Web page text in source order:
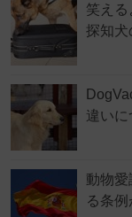
笑え
探知
違いに
動物愛
る条